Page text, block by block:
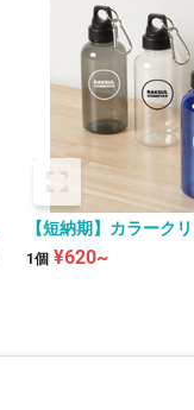
【短納期】カラーク
1個 ¥620~